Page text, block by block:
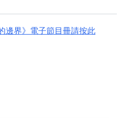
邊界》電子節目冊請按此